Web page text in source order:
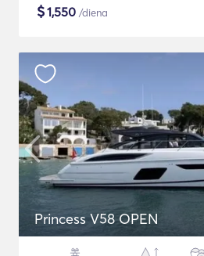
$1,550 /diena
Princess V58 OPEN